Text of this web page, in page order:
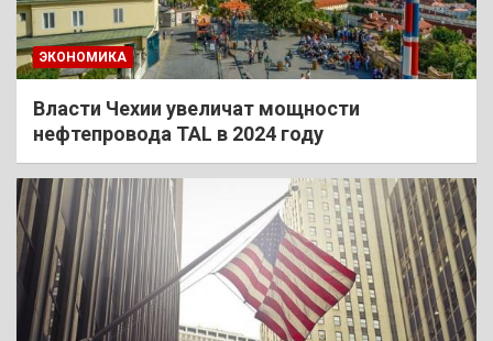
ЭКОНОМИКА
Власти Чехии увеличат мощности
нефтепровода TAL в 2024 году